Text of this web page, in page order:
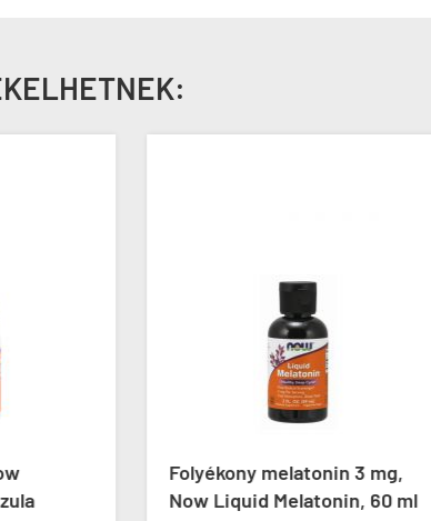
Folyékony melatonin 3 mg,
Now Liquid Melatonin, 60 ml